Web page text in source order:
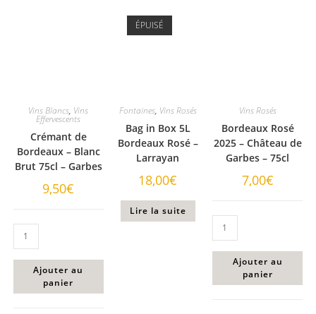
Vins Blancs, Vins
Effervescents
Crémant de
Bordeaux – Blanc
Brut 75cl – Garbes
9,50€
Ajouter au
panier
ÉPUISÉ
Fontaines, Vins Rosés
Bag in Box 5L
Bordeaux Rosé –
Larrayan
18,00€
Lire la suite
Vins Rosés
Bordeaux Rosé
2025 – Château de
Garbes – 75cl
7,00€
Ajouter au
panier